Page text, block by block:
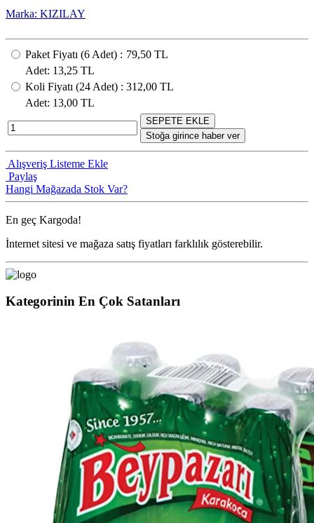
Marka: KIZILAY
Paket Fiyatı (6 Adet) : 79,50 TL
Adet: 13,25 TL
Koli Fiyatı (24 Adet) : 312,00 TL
Adet: 13,00 TL
SEPETE EKLE
Stoğa girince haber ver
Alışveriş Listeme Ekle
Paylaş
Hangi Mağazada Stok Var?
En geç Kargoda!
İnternet sitesi ve mağaza satış fiyatları farklılık gösterebilir.
Kategorinin En Çok Satanları